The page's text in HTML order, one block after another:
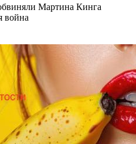
Мартина Кинга
война